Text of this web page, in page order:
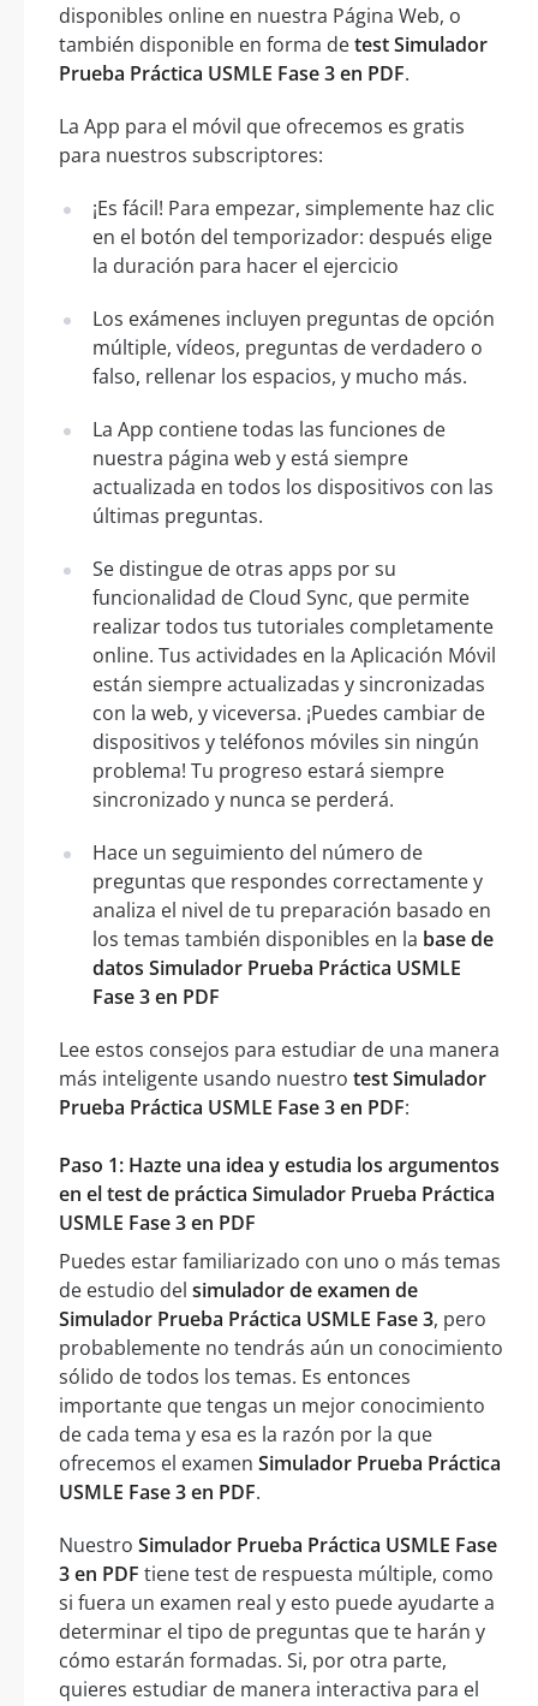
disponibles online en nuestra Página Web, o
también disponible en forma detest Simulador
Prueba Práctica USMLE Fase 3 en PDF.
La App para el móvil que ofrecemos es gratis
para nuestros subscriptores:
¡Es fácil! Para empezar, simplemente haz clic
en el botón del temporizador: después elige
la duración para hacer el ejercicio
Los exámenes incluyen preguntas de opción
múltiple, vídeos, preguntas de verdadero o
falso, rellenar los espacios, y mucho más.
La App contiene todas las funciones de
nuestra página web y está siempre
actualizada en todos los dispositivos con las
últimas preguntas.
Se distingue de otras apps por su
funcionalidad de Cloud Sync, que permite
realizar todos tus tutoriales completamente
online. Tus actividades en la Aplicación Móvil
están siempre actualizadas y sincronizadas
con la web, y viceversa. ¡Puedes cambiar de
dispositivos y teléfonos móviles sin ningún
problema! Tu progreso estará siempre
sincronizado y nunca se perderá.
Hace un seguimiento del número de
preguntas que respondes correctamente y
analiza el nivel de tu preparación basado en
los temas también disponibles en la base de
datos Simulador Prueba Práctica USMLE
Fase 3 en PDF
Lee estos consejos para estudiar de una manera
más inteligente usando nuestro test Simulador
Prueba Práctica USMLE Fase 3 en PDF:
Paso 1: Hazte una idea y estudia los argumentos
en el test de práctica Simulador Prueba Práctica
USMLE Fase 3 en PDF
Puedes estar familiarizado con uno o más temas
de estudio del simulador de examen de
Simulador Prueba Práctica USMLE Fase 3, pero
probablemente no tendrás aún un conocimiento
sólido de todos los temas. Es entonces
importante que tengas un mejor conocimiento
de cada tema y esa es la razón por la que
ofrecemos el examen Simulador Prueba Práctica
USMLE Fase 3 en PDF.
Nuestro Simulador Prueba Práctica USMLE Fase
3 en PDF tiene test de respuesta múltiple, como
si fuera un examen real y esto puede ayudarte a
determinar el tipo de preguntas que te harán y
cómo estarán formadas. Si, por otra parte,
quieres estudiar de manera interactiva para el